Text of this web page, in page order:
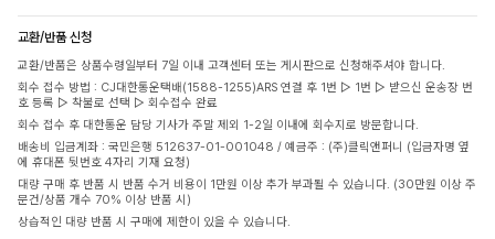
교환/반품 신청
교환/반품은 상품수령일부터 7일 이내 고객센터 또는 게시판으로 신청해주셔야 합니다.
회수 접수 방법 : CJ대한통운택배(1588-1255)ARS 연결 후 1번 ▷ 1번 ▷ 받으신 운송장 번
호 등록 ▷ 착불로 선택 ▷ 회수접수 완료
회수 접수 후 대한통운 담당 기사가 주말 제외 1-2일 이내에 회수지로 방문합니다.
배송비 입금계좌 : 국민은행 512637-01-001048 / 예금주 : (주)클릭앤퍼니 (입금자명 옆
에 휴대폰 뒷번호 4자리 기재 요청)
대량 구매 후 반품 시 반품 수거 비용이 1만원 이상 추가 부과될 수 있습니다. (30만원 이상 주
문건/상품 개수 70% 이상 반품 시)
상습적인 대량 반품 시 구매에 제한이 있을 수 있습니다.